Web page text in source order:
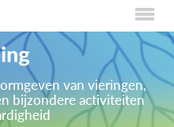
van vieringen,
bijzondere activiteiten